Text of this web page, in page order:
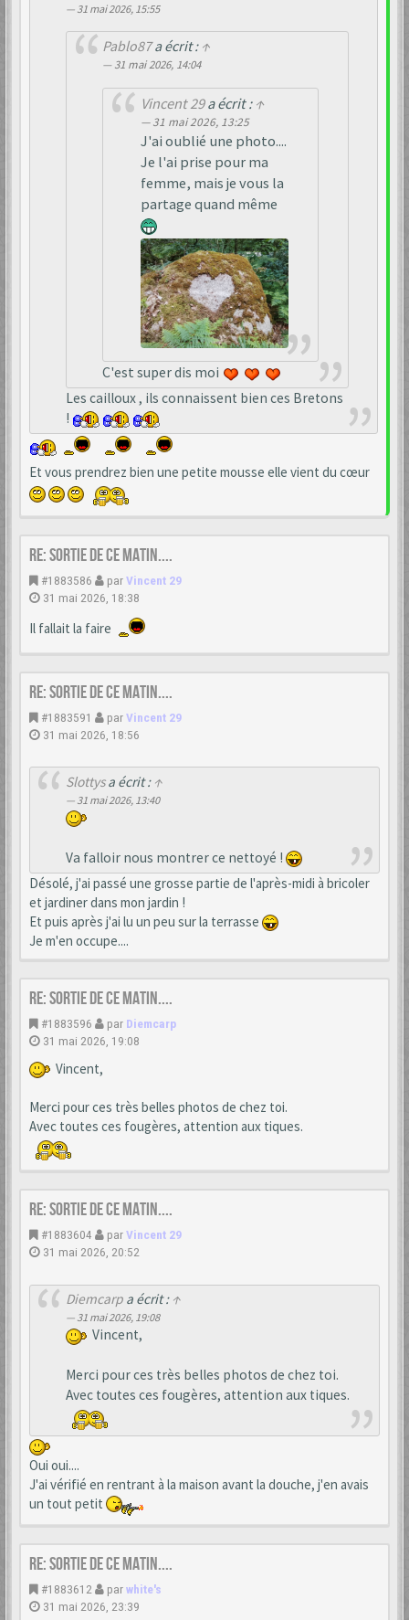
31 mai 2026, 15:55
Pablo87a écrit : ↑
31 mai 2026, 14:04
Vincent 29a écrit : ↑
31 mai 2026, 13:25
J'ai oublié une photo....
Je l'ai prise pour ma
femme, mais je vous la
partage quand même
C'est super dis moi
Les cailloux , ils connaissent bien ces Bretons
!
Et vous prendrez bien une petite mousse elle vient du cœur
Re: Sortie de ce matin....
#1883586 parVincent 29
31 mai 2026, 18:38
Il fallait la faire
Re: Sortie de ce matin....
#1883591 parVincent 29
31 mai 2026, 18:56
Slottysa écrit : ↑
31 mai 2026, 13:40
Va falloir nous montrer ce nettoyé !
Désolé, j'ai passé une grosse partie de l'après-midi à bricoler
et jardiner dans mon jardin !
Et puis après j'ai lu un peu sur la terrasse
Je m'en occupe....
Re: Sortie de ce matin....
#1883596 par Diemcarp
31 mai 2026, 19:08
Vincent,
Merci pour ces très belles photos de chez toi.
Avec toutes ces fougères, attention aux tiques.
Re: Sortie de ce matin....
#1883604 parVincent 29
31 mai 2026, 20:52
Diemcarpa écrit : ↑
31 mai 2026, 19:08
Vincent,
Merci pour ces très belles photos de chez toi.
Avec toutes ces fougères, attention aux tiques.
Oui oui....
J'ai vérifié en rentrant à la maison avant la douche, j'en avais
un tout petit
Re: Sortie de ce matin....
#1883612 parwhite's
31 mai 2026, 23:39